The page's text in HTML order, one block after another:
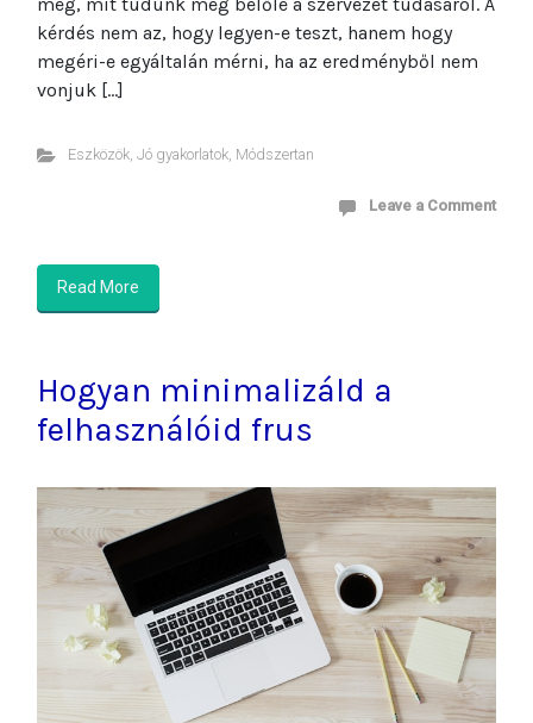
meg, mit tudunk meg belőle a szervezet tudásáról. A
kérdés nem az, hogy legyen-e teszt, hanem hogy
megéri-e egyáltalán mérni, ha az eredményből nem
vonjuk […]
Eszközök, Jó gyakorlatok, Módszertan
Leave a Comment
Read More
Hogyan minimalizáld a
felhasználóid frus